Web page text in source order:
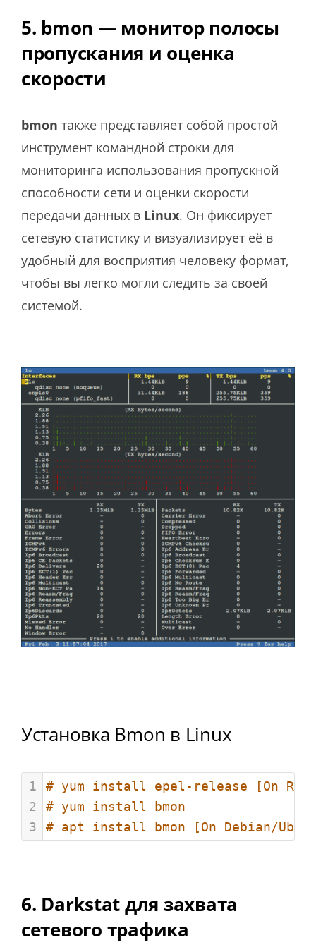
5. bmon — монитор полосы
пропускания и оценка
скорости
bmon также представляет собой простой
инструмент командной строки для
мониторинга использования пропускной
способности сети и оценки скорости
передачи данных в Linux. Он фиксирует
сетевую статистику и визуализирует её в
удобный для восприятия человеку формат,
чтобы вы легко могли следить за своей
системой.
Установка Bmon в Linux
1
# yum install epel-release [On
2
# yum install bmon
3
# apt install bmon [On Debian/
6. Darkstat для захвата
сетевого трафика